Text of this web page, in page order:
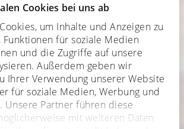
Cookies bei uns ab
um Inhalte und Anzeigen zu
für soziale Medien
und die Zugriffe auf unsere
Außerdem geben wir
Ihrer Verwendung unserer Website
für soziale Medien, Werbung und
Unsere Partner führen diese
mit weiteren Daten